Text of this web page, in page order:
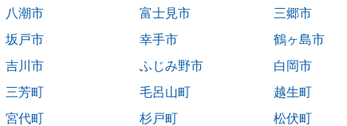
八潮市 富士見市
三郷市
坂戸市 幸手市
鶴ヶ島市
吉川市 ふじみ野市
白岡市
三芳町 毛呂山町
越生町
宮代町 杉戸町 松伏町